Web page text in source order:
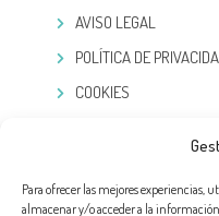
Para ofrecer las mejores experiencias,
almacenar y/o acceder a la
AVISO LEGAL
POLÍTICA DE
COOKIES